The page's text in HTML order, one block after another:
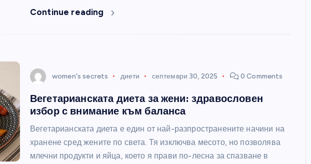
Continue reading
women's secrets диети септември 30, 2025 0 Comments
Вегетарианската диета за жени: здравословен
избор с внимание към баланса
Вегетарианската диета е един от най-разпространените начини на
хранене сред жените по света. Тя изключва месото, но позволява
млечни продукти и яйца, което я прави по-лесна за спазване в